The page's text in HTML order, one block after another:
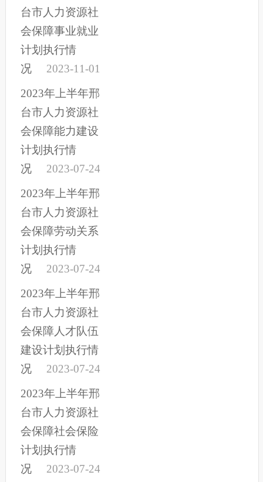
台市人力资源社
会保障事业就业
计划执行情
况
2023-11-01
2023年上半年邢
台市人力资源社
会保障能力建设
计划执行情
况
2023-07-24
2023年上半年邢
台市人力资源社
会保障劳动关系
计划执行情
况
2023-07-24
2023年上半年邢
台市人力资源社
会保障人才队伍
建设计划执行情
况
2023-07-24
2023年上半年邢
台市人力资源社
会保障社会保险
计划执行情
况
2023-07-24